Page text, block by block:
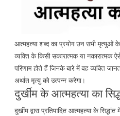
आत्महत्या शब्द का प्रयोग उन सभी मृत्युओं
व्यक्ति के किसी सकारात्मक या नकारात्मक
परिणाम होते हैं जिनके बारे में वह व्यक्ति
अर्थात मृत्यु को उत्पन्न करेगा।
दुर्खीम के आत्महत्या का
दुर्खीम द्वारा प्रतिपादित आत्महत्या के